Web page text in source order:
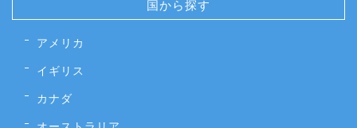
国から探す
アメリカ
イギリス
カナダ